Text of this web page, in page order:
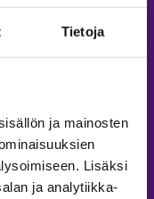
Tietoja
ja mainosten
Lisäksi
ja analytiikka-